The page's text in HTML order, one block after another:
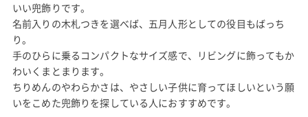
いい兜飾りです。
名前入りの木札つきを選べば、五月人形としての役目もばっち
り。
手のひらに乗るコンパクトなサイズ感で、リビングに飾ってもか
わいくまとまります。
ちりめんのやわらかさは、やさしい子供に育ってほしいという願
いをこめた兜飾りを探している人におすすめです。